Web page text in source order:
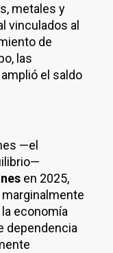
metales y
vinculados al
de
las
el saldo
—el
en 2025,
economía
dependencia